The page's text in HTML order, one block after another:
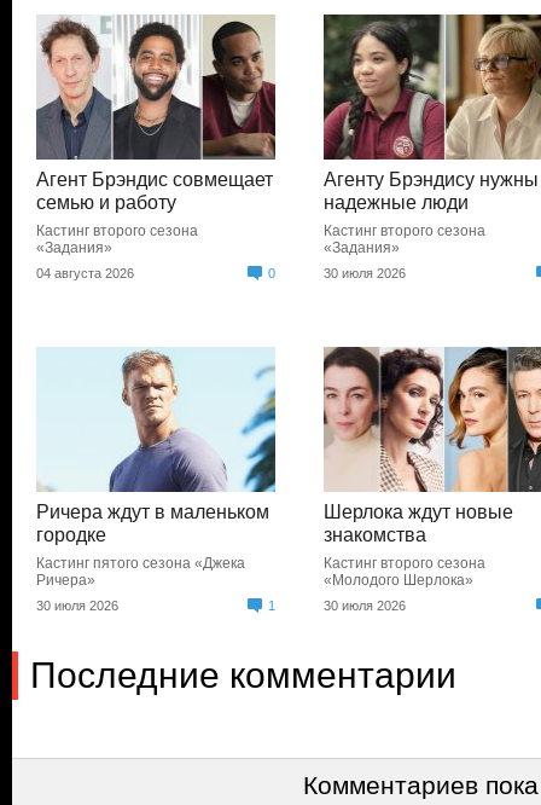
Агент Брэндис совмещает
семью и работу
Кастинг второго сезона
«Задания»
04 августа 2026 0
Агенту Брэндису нужны
надежные люди
Кастинг второго сезона
«Задания»
30 июля 2026
Ричера ждут в маленьком
городке
Кастинг пятого сезона «Джека
Ричера»
30 июля 2026 1
Шерлока ждут новые
знакомства
Кастинг второго сезона
«Молодого Шерлока»
30 июля 2026
Последние комментарии
Комментариев